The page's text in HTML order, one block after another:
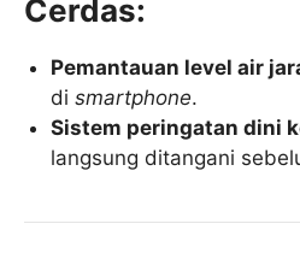
Cerdas:
Pemantauan level air
dismartphone.
Sistem peringatan dini
langsung ditangani